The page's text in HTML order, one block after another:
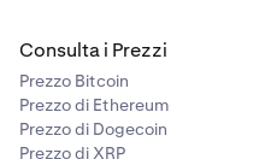
Consulta i Prezzi
Prezzo Bitcoin
Prezzo di Ethereum
Prezzo di Dogecoin
Prezzo di XRP